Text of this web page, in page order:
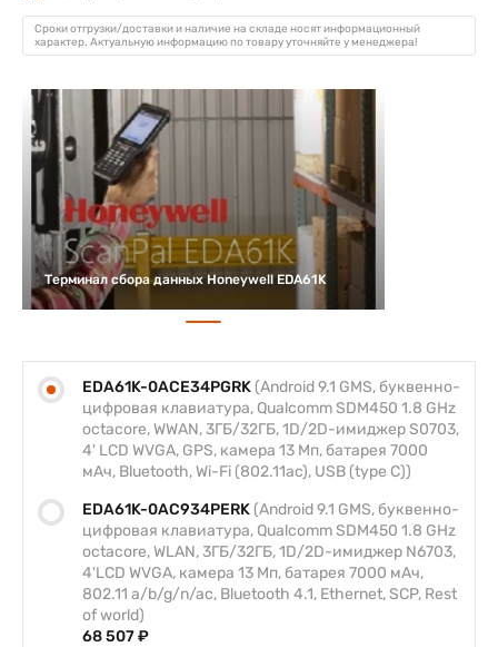
EDA61K-0ACE34PGRK (Android 9.1 GMS, буквенно-
цифровая клавиатура, Qualcomm SDM450 1.8 GHz
octacore, WWAN, 3ГБ/32ГБ, 1D/2D-имиджер S0703,
4' LCD WVGA, GPS, камера 13 Мп, батарея 7000
мАч, Bluetooth, Wi-Fi (802.11ac), USB (type C))
EDA61K-0AC934PERK (Android 9.1 GMS, буквенно-
цифровая клавиатура, Qualcomm SDM450 1.8 GHz
octacore, WLAN, 3ГБ/32ГБ, 1D/2D-имиджер N6703,
4'LCD WVGA, камера 13 Мп, батарея 7000 мАч,
802.11 a/b/g/n/ac, Bluetooth 4.1, Ethernet, SCP, Rest
of world)
68 507 ₽
Сроки отгрузки/доставки и наличие на складе носят информационный
характер. Актуальную информацию по товару уточняйте у менеджера!
Терминал сбора данных Honeywell EDA61K